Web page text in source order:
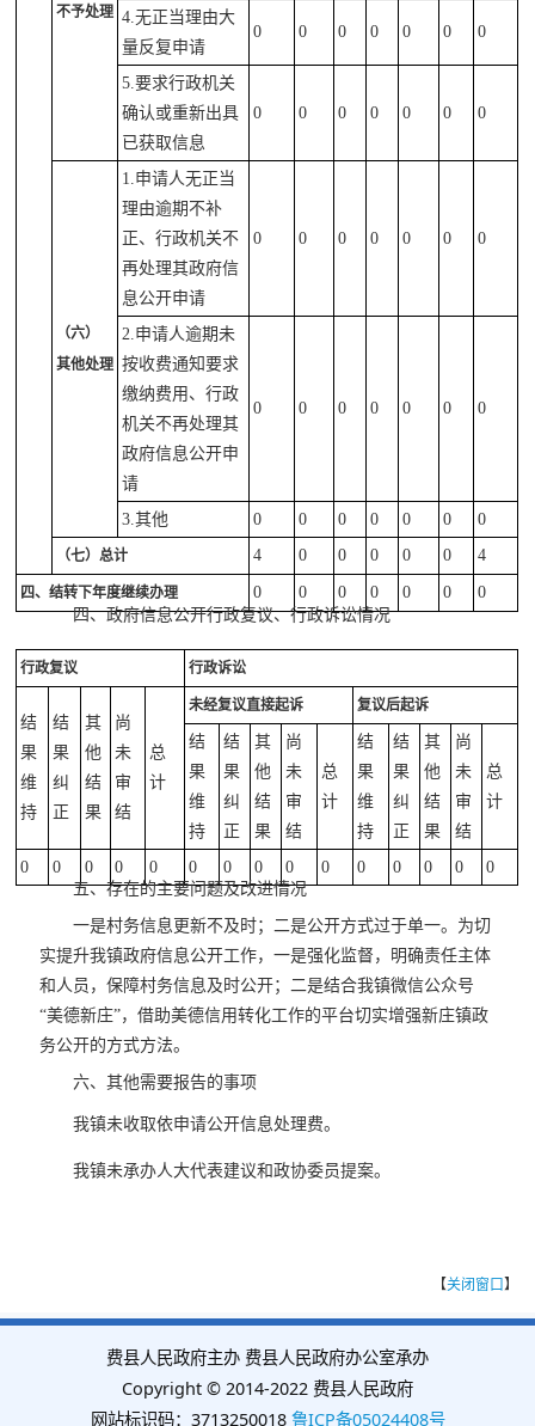
不予处理 4.无正当理由大
量反复申请
0 0 0 0 0 0 0
5.要求行政机关
确认或重新出具
已获取信息
0 0 0 0 0 0 0
（六）
其他处理
1.申请人无正当
理由逾期不补
正、行政机关不
再处理其政府信
息公开申请
0 0 0 0 0 0 0
2.申请人逾期未
按收费通知要求
缴纳费用、行政
机关不再处理其
政府信息公开申
请
0 0 0 0 0 0 0
3.其他 0 0 0 0 0 0 0
（七）总计 4 0 0 0 0 0 4
四、结转下年度继续办理 0 0 0 0 0 0
0
四、政府信息公开行政复议、行政诉讼情况
行政复议 行政诉讼
结
果
维
持
结
果
纠
正
其
他
结
果
尚
未
审
结
总
计
未经复议直接起诉 复议后起诉
结
果
维
持
结
果
纠
正
其
他
结
果
尚
未
审
结
总
计
结
果
维
持
结
果
纠
正
其
他
结
果
尚
未
审
结
总
计
0 0 0 0 0 0 0 0 0 0 0 0 0 0
0
五、存在的主要问题及改进情况
一是村务信息更新不及时；二是公开方式过于单一。为切
实提升我镇政府信息公开工作，一是强化监督，明确责任主体
和人员，保障村务信息及时公开；二是结合我镇微信公众号
“美德新庄”，借助美德信用转化工作的平台切实增强新庄镇政
务公开的方式方法。
六、其他需要报告的事项
我镇未收取依申请公开信息处理费。
我镇未承办人大代表建议和政协委员提案。
【关闭窗口】
费县人民政府主办 费县人民政府办公室承办
Copyright © 2014-2022 费县人民政府
网站标识码：3713250018 鲁ICP备05024408号